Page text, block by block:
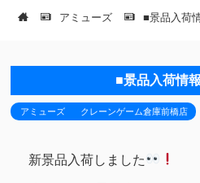
アミューズ ■景品入荷
■景品入荷情
アミューズ クレーンゲーム倉庫前橋店
新景品入荷しました